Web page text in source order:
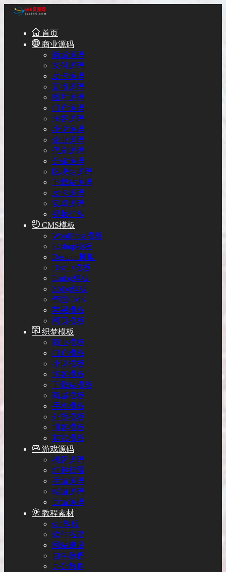
首页
商业源码
商城源码
支付源码
发卡源码
直播源码
图片源码
门户源码
淘客源码
小说源码
企业源码
代刷源码
分销源码
区块链源码
下载站源码
发卡源码
安卓源码
视频打赏
CMS模板
WordPress模板
Ecshop模板
Destoon模板
Discuz模板
Emlog模板
Zblog模板
帝国CMS
苹果模板
网页模板
织梦模板
商业模板
门户模板
小说模板
淘客模板
下载站模板
商城模板
手机模板
外贸模板
博客模板
其它模板
游戏源码
棋牌源码
红包扫雷
手游源码
端游源码
页游源码
教程素材
seo教程
软件搭建
网站建设
自学教程
办公教程